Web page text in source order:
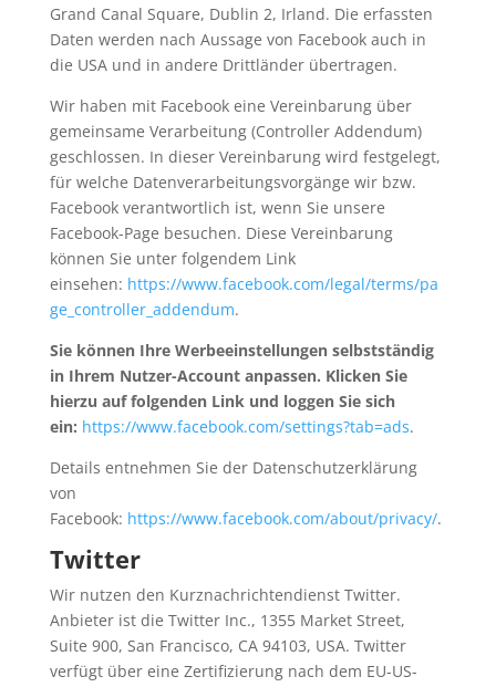
Grand Canal Square, Dublin 2, Irland. Die erfassten
Daten werden nach Aussage von Facebook auch in
die USA und in andere Drittländer übertragen.
Wir haben mit Facebook eine Vereinbarung über
gemeinsame Verarbeitung (Controller Addendum)
geschlossen. In dieser Vereinbarung wird festgelegt,
für welche Datenverarbeitungsvorgänge wir bzw.
Facebook verantwortlich ist, wenn Sie unsere
Facebook-Page besuchen. Diese Vereinbarung
können Sie unter folgendem Link
einsehen: https://www.facebook.com/legal/terms/pa
ge_controller_addendum.
Sie können Ihre Werbeeinstellungen selbstständig
in Ihrem Nutzer-Account anpassen. Klicken Sie
hierzu auf folgenden Link und loggen Sie sich
ein: https://www.facebook.com/settings?tab=ads.
Details entnehmen Sie der Datenschutzerklärung
von
Facebook: https://www.facebook.com/about/privacy/.
Twitter
Wir nutzen den Kurznachrichtendienst Twitter.
Anbieter ist die Twitter Inc., 1355 Market Street,
Suite 900, San Francisco, CA 94103, USA. Twitter
verfügt über eine Zertifizierung nach dem EU-US-